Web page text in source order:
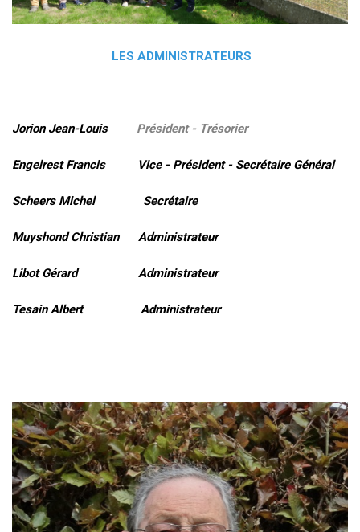
LES ADMINISTRATEURS
Jorion Jean-Louis Président - Trésorier
Engelrest Francis Vice - Président - Secrétaire Général
Scheers Michel Secrétaire
Muyshond Christian Administrateur
Libot Gérard Administrateur
Tesain Albert Administrateur